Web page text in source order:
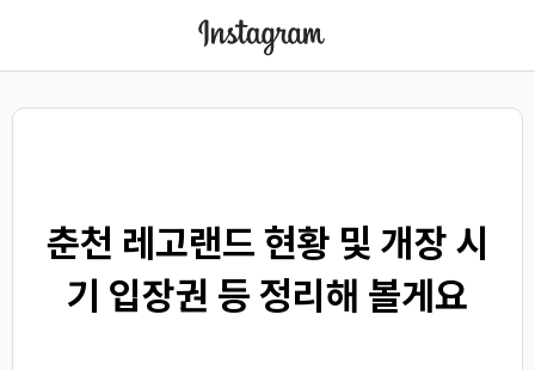
춘천 레고랜드 현황 및 개장 시
기 입장권 등 정리해 볼게요